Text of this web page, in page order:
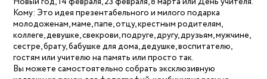
Кому: Это идея презентабельного и милого подарка
молодоженам, маме, папе, отцу, крестным родителям,
коллеге, девушке, свекрови, подруге, другу, друзьям, мужчине,
сестре, брату, бабушке для дома, дедушке, воспитателю,
гостям или учителю на память или просто так.
Вы можете самостоятельно собрать эксклюзивную